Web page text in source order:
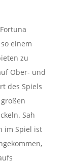
einem
zu
Ober- und
des Spiels
Sah
im Spiel ist